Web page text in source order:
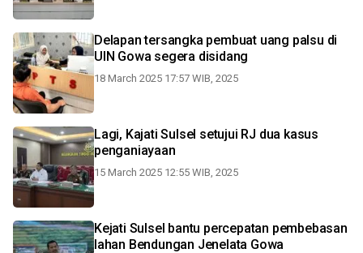
Delapan tersangka pembuat uang palsu di
UIN Gowa segera disidang
18 March 2025 17:57 WIB, 2025
Lagi, Kajati Sulsel setujui RJ dua kasus
penganiayaan
15 March 2025 12:55 WIB, 2025
Kejati Sulsel bantu percepatan pembebasan
lahan Bendungan Jenelata Gowa